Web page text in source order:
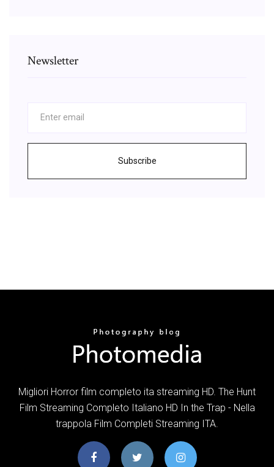
Newsletter
Subscribe
Migliori Horror film completo ita streaming HD. The Hunt
Film Streaming Completo Italiano HD In the Trap - Nella
trappola Film Completi Streaming ITA.